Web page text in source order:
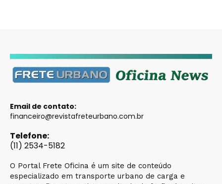
Email de contato:
financeiro@revistafreteurbano.com.br
Telefone:
(11) 2534-5182
O Portal Frete Oficina é um site de conteúdo
especializado em transporte urbano de carga e